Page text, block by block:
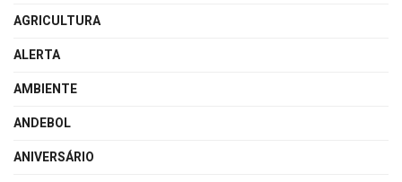
AGRICULTURA
ALERTA
AMBIENTE
ANDEBOL
ANIVERSÁRIO